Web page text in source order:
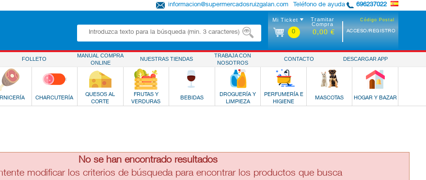
Teléfono de ayuda 696237022
informacion@supermercadosruizgalan.com
Código Postal
ACCESO/REGISTRO
Mi Ticket
0
Tramitar
Compra
0,00 €
FOLLETO
MANUAL COMPRA
ONLINE
NUESTRAS TIENDAS
TRABAJA CON
NOSOTROS
CONTACTO DESCARGAR APP
CHARCUTERÍA
QUESOS AL
CORTE
FRUTAS Y
VERDURAS
BEBIDAS
DROGUERÍA Y
LIMPIEZA
PERFUMERÍA E
HIGIENE
MASCOTAS HOGAR Y BAZAR
No se han encontrado resultados
modificar los criterios de búsqueda para encontrar los productos que busca